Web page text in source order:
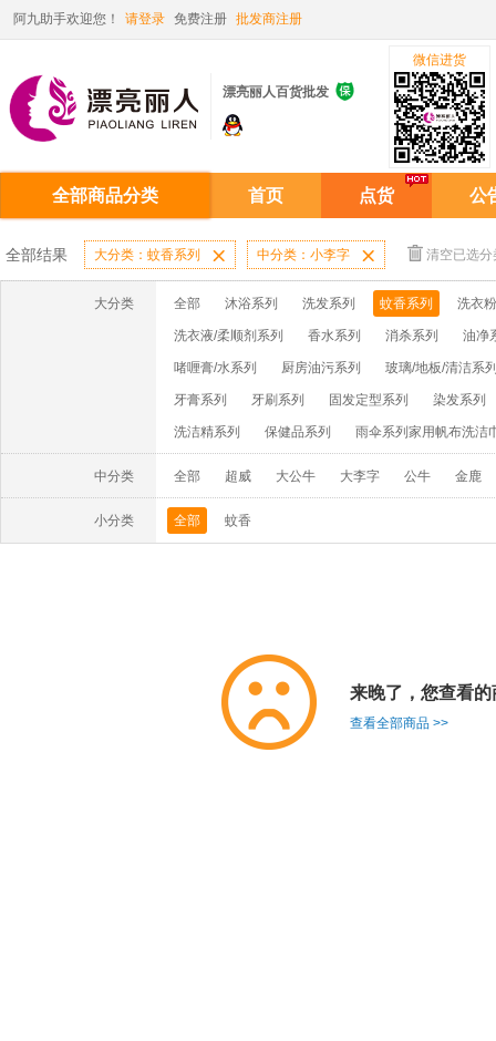
阿九助手欢迎您！ 请登录 免费注册 批发商注册
漂亮丽人百货批发 
微信进货
全部商品分类 首页 点货 公
全部结果 大分类：蚊香系列  中分类：小李字  清空已选分
大分类 全部 沐浴系列 洗发系列 蚊香系列 洗衣
洗衣液/柔顺剂系列 香水系列 消杀系列 油净
啫喱膏/水系列 厨房油污系列 玻璃/地板/清洁系
牙膏系列 牙刷系列 固发定型系列 染发系列
洗洁精系列 保健品系列 雨伞系列家用帆布洗洁
中分类 全部 超威 大公牛 大李字 公牛 金鹿
小分类 全部 蚊香
来晚了，您查看
查看全部商品 >>